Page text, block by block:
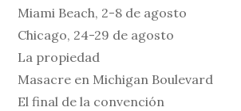
Miami Beach, 2-8 de agosto
Chicago, 24-29 de agosto
La propiedad
Masacre en Michigan Boulevard
El final de la convención